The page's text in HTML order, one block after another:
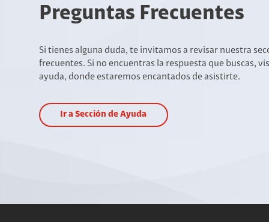
Preguntas Frecuentes
Si tienes alguna duda, te invitamos a revisar nuestra
frecuentes. Si no encuentras la respuesta que buscas,
ayuda, donde estaremos encantados de asistirte.
Ir a Sección de Ayuda